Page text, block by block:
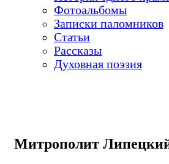
Фотоальбомы
Записки паломников
Статьи
Рассказы
Духовная поэзия
Митрополит